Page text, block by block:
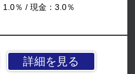
詳細を見る
1.0％ / 現金：3.0％